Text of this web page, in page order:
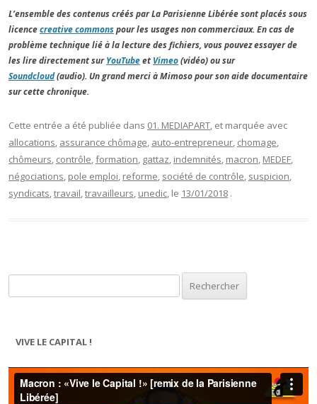
L’ensemble des contenus créés par La Parisienne Libérée sont placés sous
licencecreative commonspour les usages non commerciaux. En cas de
problème technique lié à la lecture des fichiers, vous pouvez essayer de
les lire directement surYouTubeet Vimeo(vidéo) ou sur
Soundcloud(audio). Un grand merci à Mimoso pour son aide documentaire
sur cette chronique.
Cette entrée a été publiée dans 01. MEDIAPART, et marquée avec
allocations, assurance chômage, auto-entrepreneur, chomage,
chômeurs, contrôle,formation, gattaz, indemnités, macron, MEDEF,
négociations, pole emploi, reforme, société de contrôle, suspicion,
syndicats,travail,travailleurs, unedic, le 13/01/2018 .
VIVE LE CAPITAL !
Lecteur
vidéo